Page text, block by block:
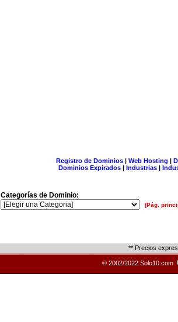
Registro de Dominios| Web Hosting |
Dominios Expirados | Industrias |
Categorías de Dominio:
[Pág.
** Precios
© 2002/2022 Solo10.com